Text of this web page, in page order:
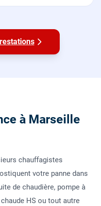
à Marseille
chauffagistes
votre panne dans
de chaudière, pompe à
HS ou tout autre